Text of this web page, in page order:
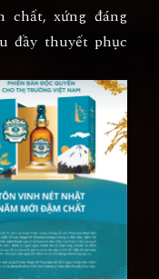
chất, xứng đáng
đầy thuyết phục